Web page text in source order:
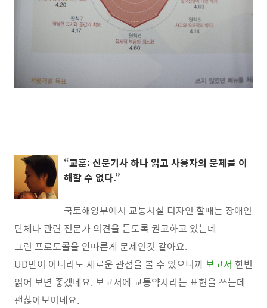
“교훈: 신문기사 하나 읽고 사용자의 문제를 이
해할 수 없다.”
국토해양부에서 교통시설 디자인 할때는 장애인
단체나 관련 전문가 의견을 듣도록 권고하고 있는데
그런 프로토콜을 안따른게 문제인것 같아요.
UD만이 아니라도 새로운 관점을 볼 수 있으니까보고서 한번
읽어 보면 좋겠네요. 보고서에 교통약자라는 표현을 쓰는데
괜찮아보이네요.